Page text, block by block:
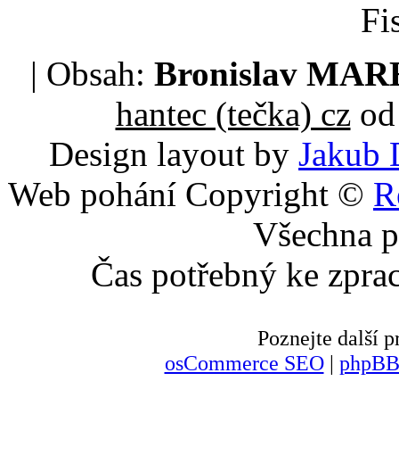
| Obsah: Bronislav
hantec (tečka) czod
Design layout by Jakub
Web pohání Copyright ©
Všechna
Čas potřebný ke
Poznejte další
osCommerce SEO|